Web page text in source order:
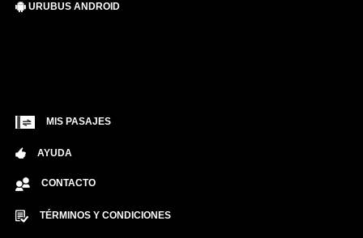
URUBUS ANDROID
MIS PASAJES
AYUDA
CONTACTO
TÉRMINOS Y CONDICIONES